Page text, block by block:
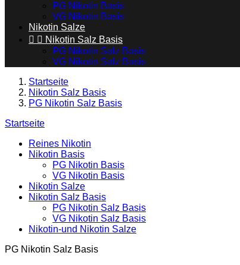
PG Nikotin Basis
VG Nikotin Basis
Nikotin Salze
  Nikotin Salz Basis
PG Nikotin Salz Basis
VG Nikotin Salz Basis
Startseite
Nikotin Salz Basis
PG Nikotin Salz Basis
Startseite
Reines Nikotin
Nikotin Basis
PG Nikotin Basis
VG Nikotin Basis
Nikotin Salze
Nikotin Salz Basis
PG Nikotin Salz Basis
VG Nikotin Salz Basis
Nikotin-und Nikotin Salze
PG Nikotin Salz Basis